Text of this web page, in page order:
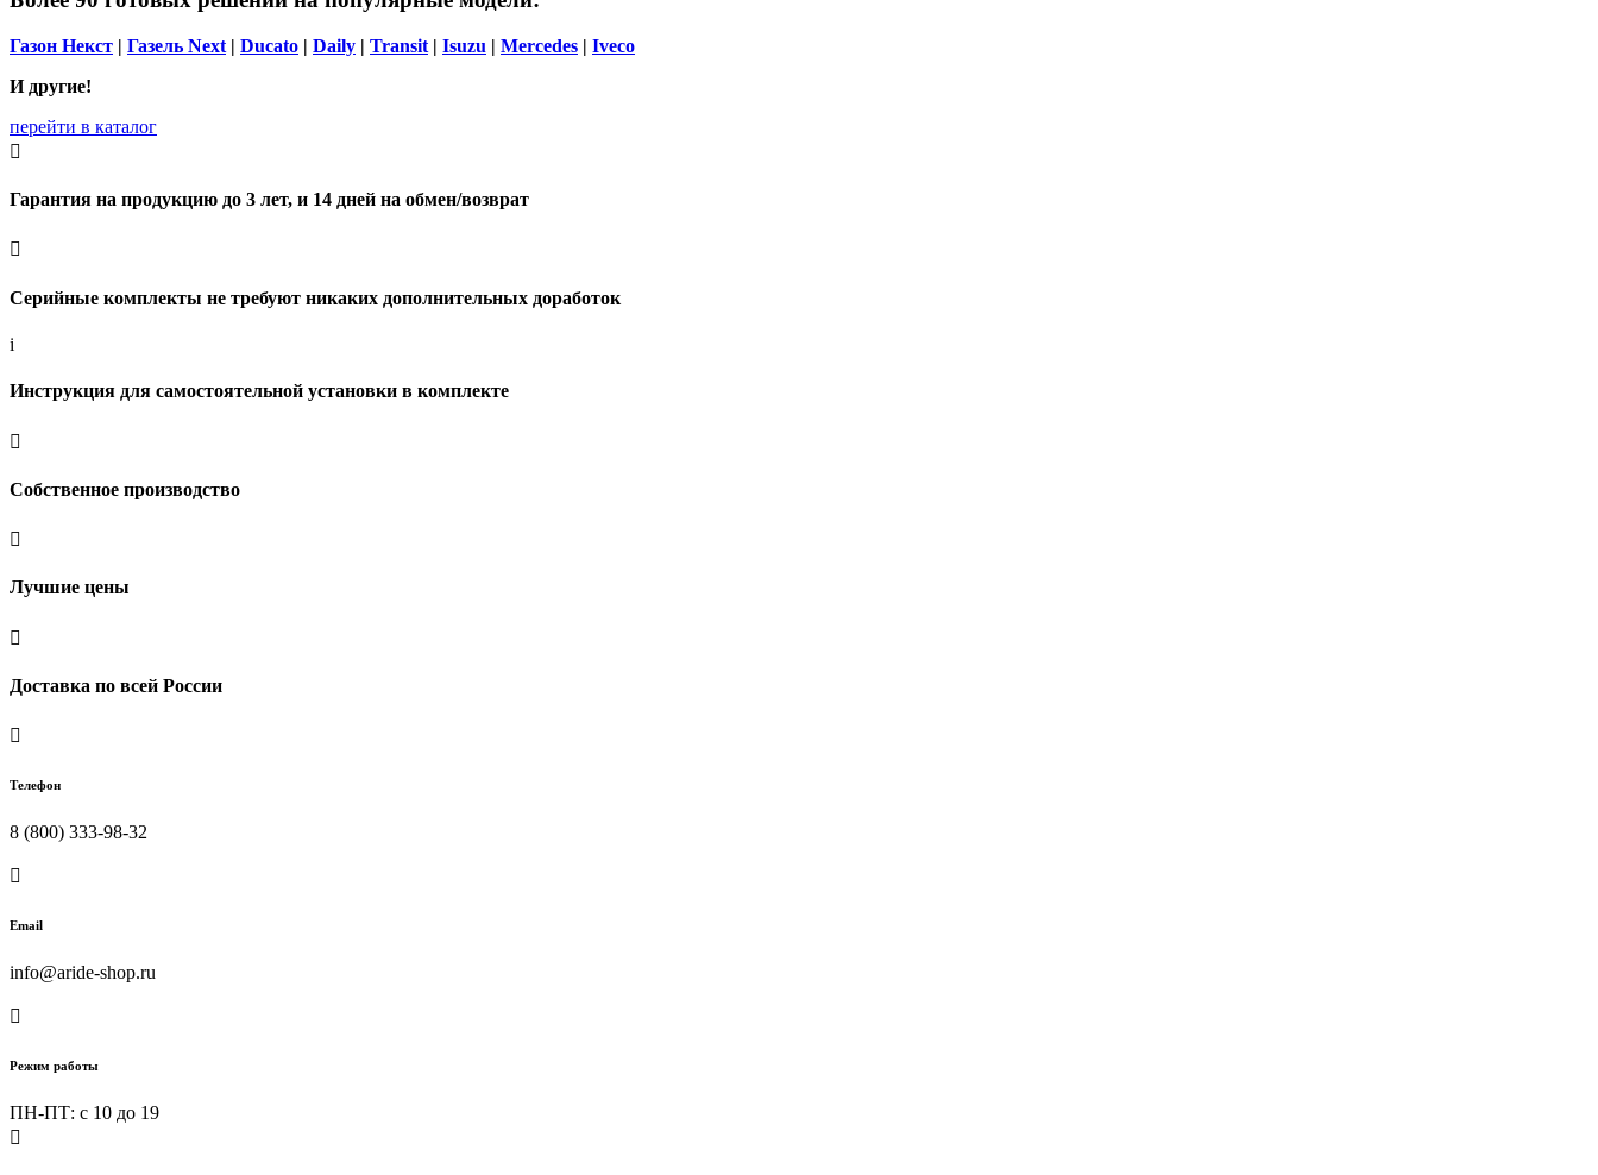
Газон Некст | Газель Next | Ducato | Daily | Transit | Isuzu | Mercedes | Iveco
И другие!
перейти в каталог

Гарантия на продукцию до 3 лет, и 14 дней на обмен/возврат

Серийные комплекты не требуют никаких дополнительных доработок
i
Инструкция для самостоятельной установки в комплекте

Собственное производство

Лучшие цены

Доставка по всей России

Телефон
8 (800) 333-98-32

Email
info@aride-shop.ru

Режим работы
ПН-ПТ: c 10 до 19
